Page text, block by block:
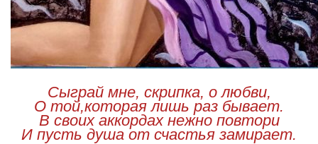
Сыграй мне, скрипка, о любви,
О той,которая лишь раз бывает.
В своих аккордах нежно повтори
И пусть душа от счастья замирает.